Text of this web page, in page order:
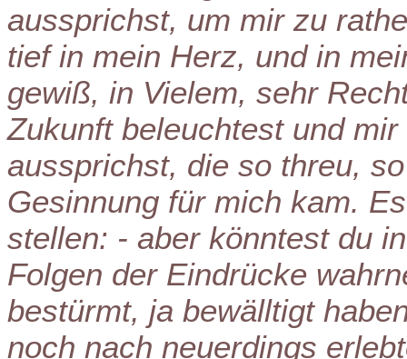
aussprichst, um mir zu
tief in mein Herz, und in
gewiß, in Vielem, sehr
Zukunft beleuchtest und
aussprichst, die so threu,
Gesinnung für mich kam.
stellen: - aber könntest du
Folgen der Eindrücke
bestürmt, ja bewälltigt
noch nach neuerdings